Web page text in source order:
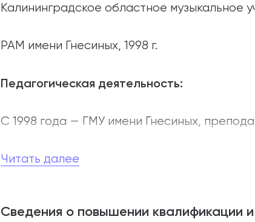
Калининградское областное музыкальное
РАМ имени Гнесиных, 1998 г.
Педагогическая деятельность:
С 1998 года — ГМУ имени Гнесиных,
Места работы по совместительству:
по вокалу;
Читать далее
Сведения о повышении квалификации